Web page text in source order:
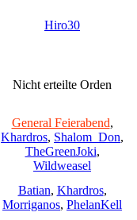
Hiro30
Nicht erteilte Orden
General Feierabend,
Khardros, Shalom_Don,
TheGreenJoki,
Wildweasel
Batian, Khardros,
Morriganos, PhelanKell